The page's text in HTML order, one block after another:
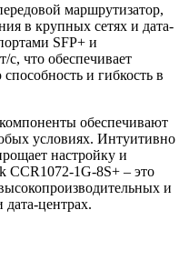
маршрутизатор,
в крупных сетях и дата-
SFP+ и
с, что обеспечивает
и гибкость в
обеспечивают
условиях. Интуитивно
настройку и
CCR1072-1G-8S+ – это
и
центрах.